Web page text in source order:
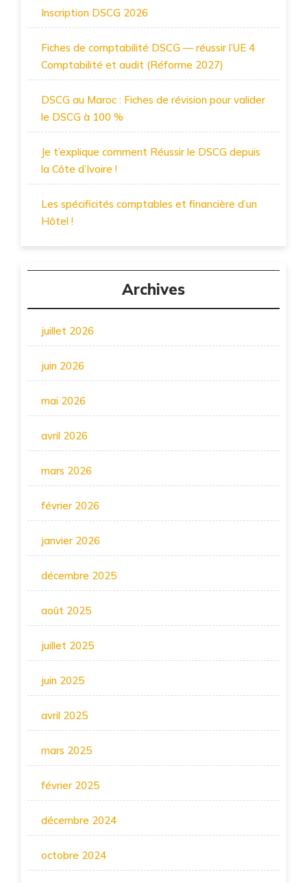
Inscription DSCG 2026
Fiches de comptabilité DSCG — réussir l’UE 4
Comptabilité et audit (Réforme 2027)
DSCG au Maroc : Fiches de révision pour valider
le DSCG à 100 %
Je t’explique comment Réussir le DSCG depuis
la Côte d’Ivoire !
Les spécificités comptables et financière d’un
Hôtel !
Archives
juillet 2026
juin 2026
mai 2026
avril 2026
mars 2026
février 2026
janvier 2026
décembre 2025
août 2025
juillet 2025
juin 2025
avril 2025
mars 2025
février 2025
décembre 2024
octobre 2024